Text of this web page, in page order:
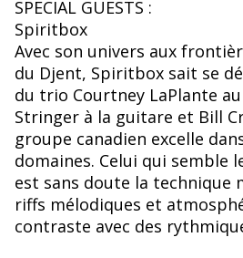
SPECIAL GUESTS :
Spiritbox
Avec son univers aux
du Djent, Spiritbox sait se
du trio Courtney LaPlante
Stringer à la guitare et Bill
groupe canadien excelle
domaines. Celui qui semble
est sans doute la technique
riffs mélodiques et
contraste avec des